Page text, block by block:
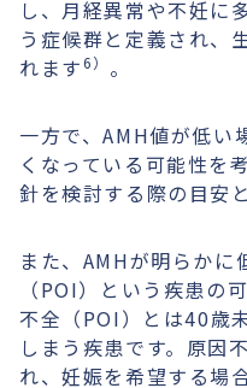
し、月経異常や不妊に
う症候群と定義され、
れます6） 。
一方で、AMH値が低い
くなっている可能性を
針を検討する際の目安
また、AMHが明らかに
（POI）という疾患の
不全（POI）とは40歳
しまう疾患です。原因
れ、妊娠を希望する場